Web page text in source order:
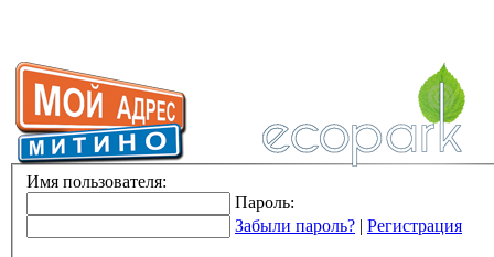
Имя пользователя:
Пароль:
Забыли пароль? | Регистрация